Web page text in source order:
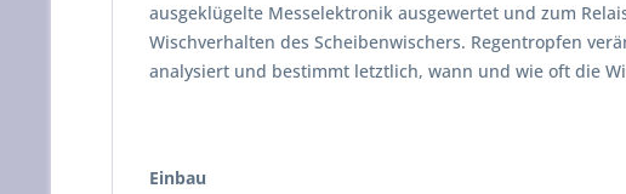
ausgeklügelte Messelektronik ausgewertet und zum
Wischverhalten des Scheibenwischers. Regentropfen
analysiert und bestimmt letztlich, wann und wie oft die
Einbau